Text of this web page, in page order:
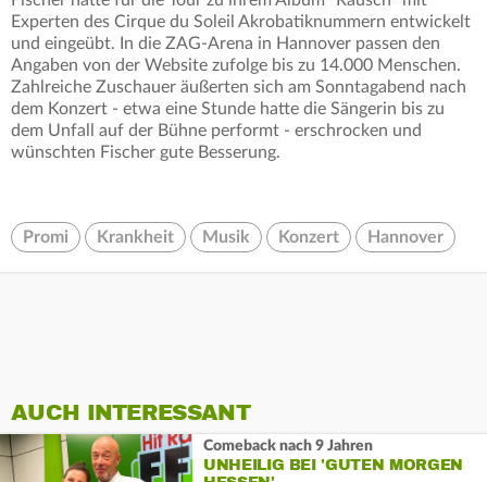
Experten des Cirque du Soleil Akrobatiknummern entwickelt
und eingeübt. In die ZAG-Arena in Hannover passen den
Angaben von der Website zufolge bis zu 14.000 Menschen.
Zahlreiche Zuschauer äußerten sich am Sonntagabend nach
dem Konzert - etwa eine Stunde hatte die Sängerin bis zu
dem Unfall auf der Bühne performt - erschrocken und
wünschten Fischer gute Besserung.
Promi Krankheit Musik Konzert Hannover
AUCH INTERESSANT
Comeback nach 9 Jahren
UNHEILIG BEI 'GUTEN MORGEN